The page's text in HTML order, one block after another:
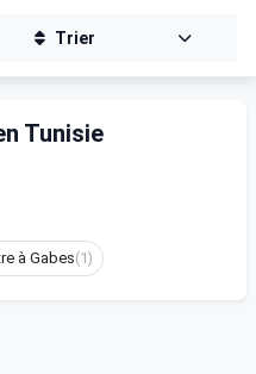
Trier
Tunisie
à Gabes(1)